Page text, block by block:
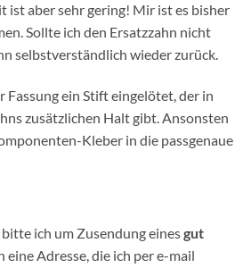
ist aber sehr gering! Mir ist es bisher
Sollte ich den Ersatzzahn nicht
selbstverständlich wieder zurück.
ein Stift eingelötet, der in
zusätzlichen Halt gibt. Ansonsten
Kleber in die passgenaue
ich um Zusendung einesgut
eine Adresse, die ich per e-mail